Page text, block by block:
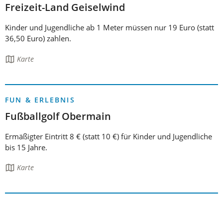
Freizeit-Land Geiselwind
Kinder und Jugendliche ab 1 Meter müssen nur 19 Euro (statt
36,50 Euro) zahlen.
Die Karte
FUN & ERLEBNIS
Fußballgolf Obermain
Ermäßigter Eintritt 8 € (statt 10 €) für Kinder und Jugendliche
bis 15 Jahre.
Die Karte